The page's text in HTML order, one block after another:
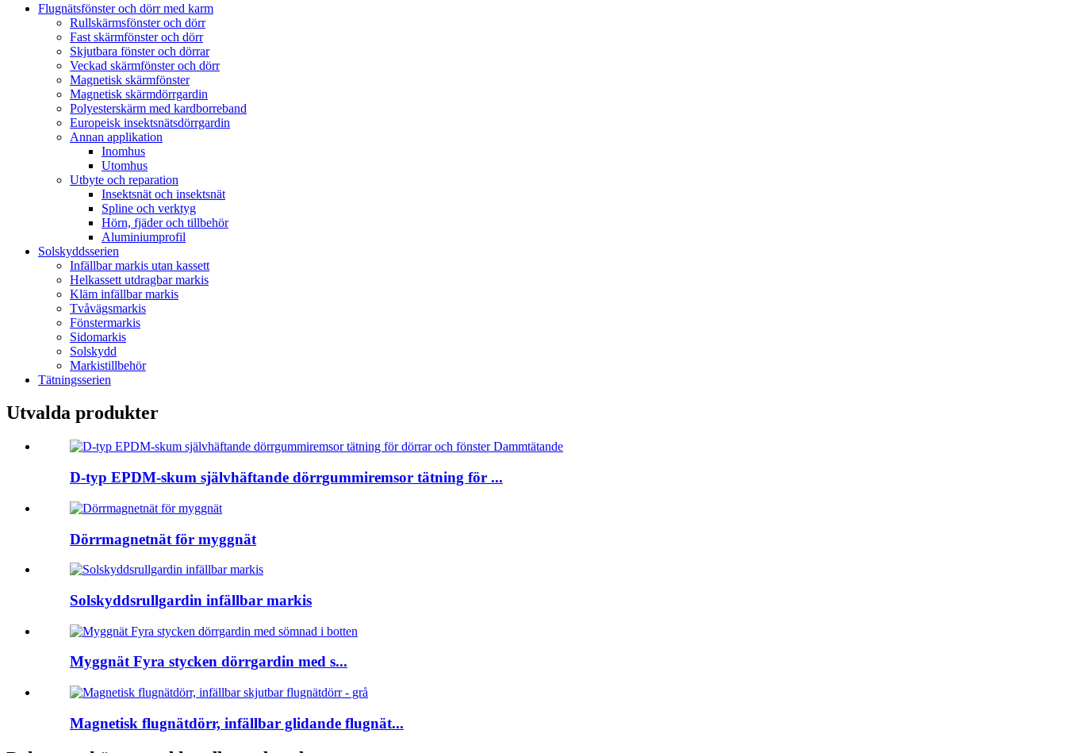
Flugnätsfönster och dörr med karm
Rullskärmsfönster och dörr
Fast skärmfönster och dörr
Skjutbara fönster och dörrar
Veckad skärmfönster och dörr
Magnetisk skärmfönster
Magnetisk skärmdörrgardin
Polyesterskärm med kardborreband
Europeisk insektsnätsdörrgardin
Annan applikation
Inomhus
Utomhus
Utbyte och reparation
Insektsnät och insektsnät
Spline och verktyg
Hörn, fjäder och tillbehör
Aluminiumprofil
Solskyddsserien
Infällbar markis utan kassett
Helkassett utdragbar markis
Kläm infällbar markis
Tvåvägsmarkis
Fönstermarkis
Sidomarkis
Solskydd
Markistillbehör
Tätningsserien
Utvalda produkter
D-typ EPDM-skum självhäftande dörrgummiremsor tätning för ...
Dörrmagnetnät för myggnät
Solskyddsrullgardin infällbar markis
Myggnät Fyra stycken dörrgardin med s...
Magnetisk flugnätdörr, infällbar glidande flugnät...